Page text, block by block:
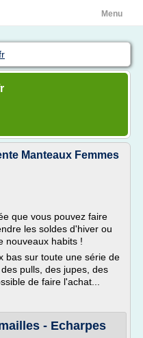
Menu
Manteaux Femmes
que vous pouvez faire
les soldes d'hiver ou
nouveaux habits !
bas sur toute une série de
pulls, des jupes, des
de faire l'achat...
- Echarpes